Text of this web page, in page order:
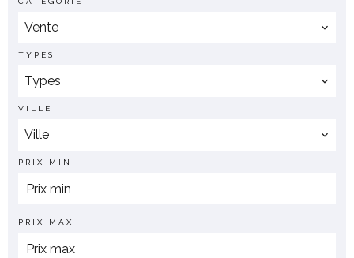
Vente
TYPES
Types
VILLE
Ville
PRIX MIN
PRIX MAX